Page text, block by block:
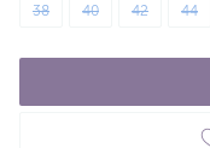
38 40 42 44